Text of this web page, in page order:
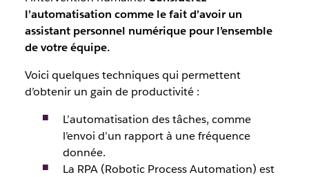
l’automatisation comme le fait d’avoir un
assistant personnel numérique pour l’ensemble
de votre équipe.
Voici quelques techniques qui permettent
d’obtenir un gain de productivité :
L’automatisation des tâches, comme
l’envoi d’un rapport à une fréquence
donnée.
La RPA (Robotic Process Automation) est